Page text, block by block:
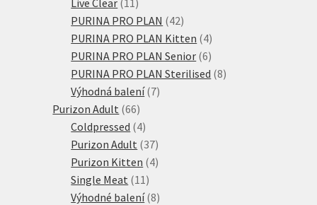
produktů
PURINA PRO PLAN 4242
produktů
PURINA PRO PLAN Kitten 44
produkty
PURINA PRO PLAN Senior 66
produktů
PURINA PRO PLAN Sterilised 88
Výhodná balení 77
Purizon Adult 6666
produktů
Coldpressed 44
produkty
Purizon Adult 3737
produktů
Purizon Kitten 44
Single Meat 11 11
produktů
Výhodné balení 88